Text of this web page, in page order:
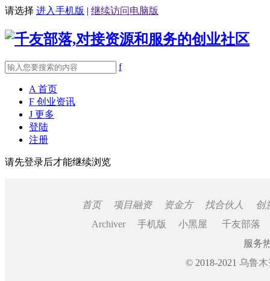
请选择 进入手机版 | 继续访问电脑版
f
A 首页
F 创业资讯
J 更多
登陆
注册
请先登录后才能继续浏览
首页 项目融资 资金方 找合伙人
创
Archiver
手机版 小黑屋
千友部落
服务
© 2018-2021 乌鲁